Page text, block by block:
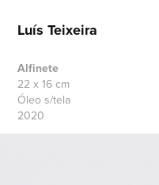
Luís Teixeira
Alfinete
22 x 16 cm
Óleo s/tela
2020